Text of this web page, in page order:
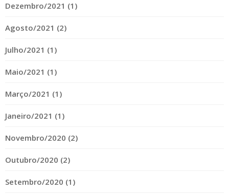
Dezembro/2021 (1)
Agosto/2021 (2)
Julho/2021 (1)
Maio/2021 (1)
Março/2021 (1)
Janeiro/2021 (1)
Novembro/2020 (2)
Outubro/2020 (2)
Setembro/2020 (1)